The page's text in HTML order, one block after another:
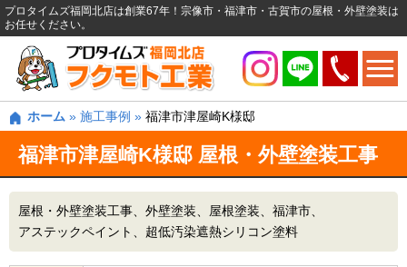
プロタイムズ福岡北店は創業67年！宗像市・福津市・古賀市の屋根・外壁塗装は
お任せください。
ホーム » 施工事例 » 福津市津屋崎K様邸
福津市津屋崎K様邸 屋根・外壁塗装工事
屋根・外壁塗装工事 外壁塗装 屋根塗装
福津市
アステックペイント
超低汚染遮熱シリコン塗料